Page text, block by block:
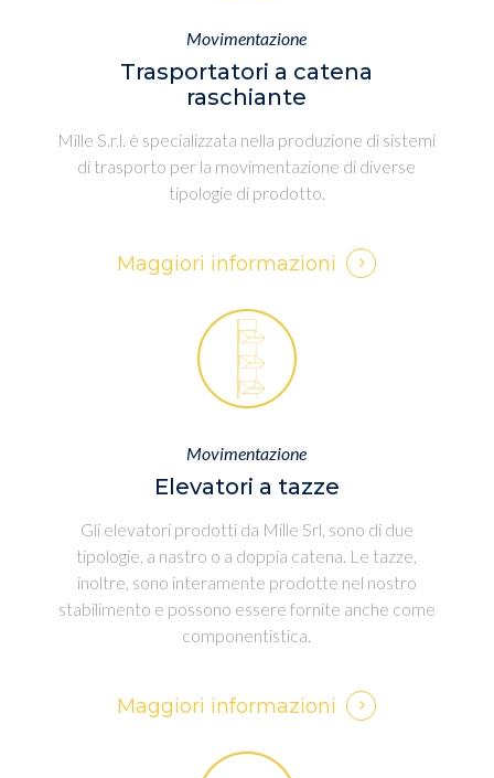
Movimentazione
Trasportatori a catena
raschiante
Mille S.r.l. è specializzata nella produzione di sistemi
di trasporto per la movimentazione di diverse
tipologie di prodotto.
Maggiori informazioni
Movimentazione
Elevatori a tazze
Gli elevatori prodotti da Mille Srl, sono di due
tipologie, a nastro o a doppia catena. Le tazze,
inoltre, sono interamente prodotte nel nostro
stabilimento e possono essere fornite anche come
componentistica.
Maggiori informazioni